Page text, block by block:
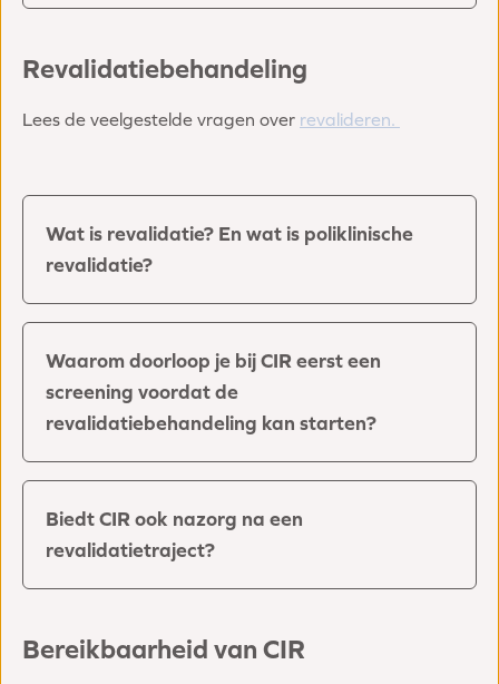
Revalidatiebehandeling
Lees de veelgestelde vragen over revalideren.
Wat is revalidatie? En wat is poliklinische
revalidatie?
Waarom doorloop je bij CIR eerst een
screening voordat de
revalidatiebehandeling kan starten?
Biedt CIR ook nazorg na een
revalidatietraject?
Bereikbaarheid van CIR